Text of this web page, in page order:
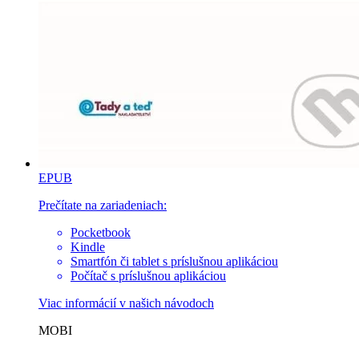
EPUB
Prečítate na zariadeniach:
Pocketbook
Kindle
Smartfón či tablet s príslušnou aplikáciou
Počítač s príslušnou aplikáciou
Viac informácií v našich návodoch
MOBI